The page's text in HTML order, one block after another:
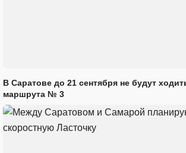
В Саратове до 21 сентября не будут
маршрута № 3